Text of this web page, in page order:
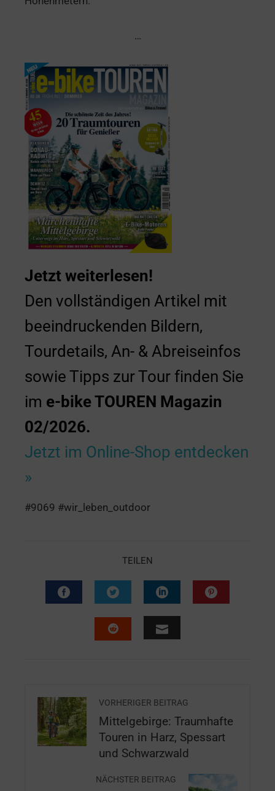
…
Jetzt weiterlesen!
Den vollständigen Artikel mit
beeindruckenden Bildern,
Tourdetails, An- & Abreiseinfos
sowie Tipps zur Tour finden Sie
im e-bike TOUREN Magazin
02/2026.
Jetzt im Online-Shop entdecken
»
#9069 #wir_leben_outdoor
TEILEN
VORHERIGER BEITRAG
Mittelgebirge: Traumhafte
Touren in Harz, Spessart
und Schwarzwald
NÄCHSTER BEITRAG